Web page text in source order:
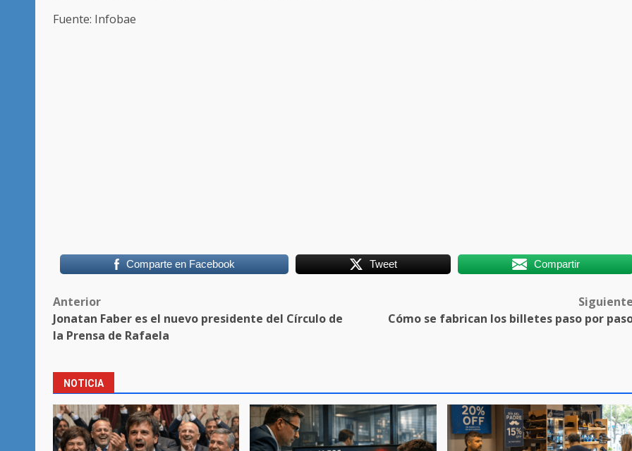
Fuente: Infobae
Comparte en Facebook Tweet Compartir
Post
navigation
Anterior
Jonatan Faber es el nuevo presidente del Círculo de
la Prensa de Rafaela
Cómo se fabrican los billetes paso por
NOTICIA